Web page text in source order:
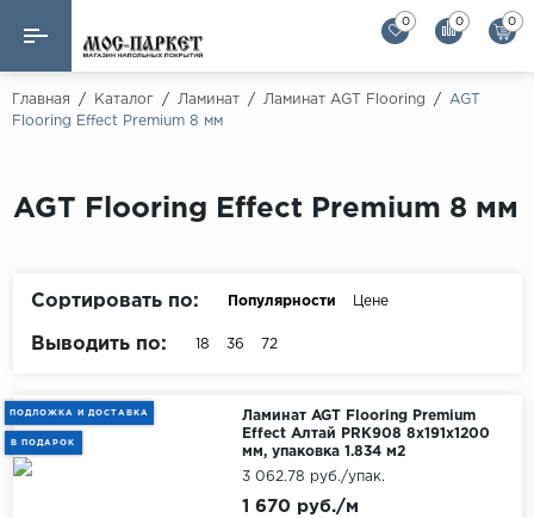
Назад Назад
Alloc
Alpine Floor by
Berry Alloc
Brig Floor
Кварц-винил
Инженерная доска
Массивная доска
Модульный паркет
0 0 0
Главная / Каталог / Ламинат / Ламинат AGT Flooring /
AGT
Flooring Effect Premium 8 мм
AGT Flooring Effect Premium 8 мм
Сортировать по: Популярности Цене
Выводить по: 18 36 72
ПОДЛОЖКА И ДОСТАВКА
В ПОДАРОК
Ламинат AGT Flooring Premium
Effect Алтай PRK908 8x191x1200
мм, упаковка 1.834 м2
1 670 руб./м
3 062.78 руб./упак.